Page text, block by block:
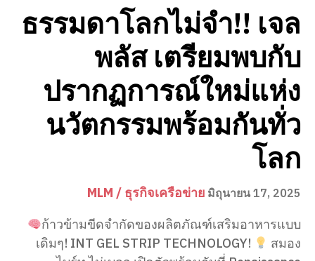
ธรรมดาโลกไม่จำ!! เจล
พลัส เตรียมพบกับ
ปรากฏการณ์ใหม่แห่ง
นวัตกรรมพร้อมกันทั่ว
โลก
MLM / ธุรกิจเครือข่าย มิถุนายน 17, 2025
ก้าวข้ามขีดจำกัดของผลิตภัณฑ์เสริมอาหารแบบ
เดิมๆ! INT GEL STRIP TECHNOLOGY!
สมอง